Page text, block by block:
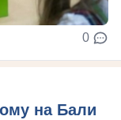
0
на Бали